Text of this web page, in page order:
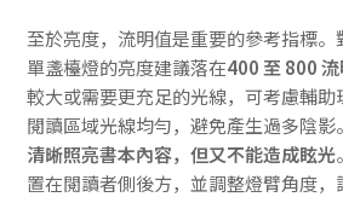
至於亮度，流明值是重要的參考指標。
單盞檯燈的亮度建議落在400 至 800 流
較大或需要更充足的光線，可考慮輔
閱讀區域光線均勻，避免產生過多陰影。
清晰照亮書本內容，但又不能造成眩光
置在閱讀者側後方，並調整燈臂角度